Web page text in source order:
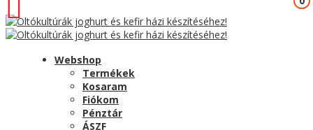
Webshop
Termékek
Kosaram
Fiókom
Pénztár
ÁSZF